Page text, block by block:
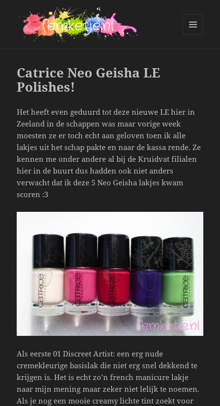
Catrice Neo Geisha LE
Polishes!
Het heeft even geduurd tot deze nieuwe LE hier in
Zeeland in de schappen was maar vorige week
moesten ze er toch echt aan geloven toen ik alle
lakjes uit het schap pakte en naar de kassa rende. Ze
kennen me onder andere al bij de Kruidvat filialen
hier in de buurt dus hadden ook niet anders
verwacht dat ik deze 5 Neo Geisha lakjes kwam
scoren :3
Als eerste 01 Discreet Artist: een erg nude
cremekleurige basislak die niet erg snel dekkend te
krijgen is. Het is echt zo’n french manicure lakje
naar mijn mening maar zeker niet lelijk te noemen.
Als je nog een mooie creamy lichte tint zoekt voor